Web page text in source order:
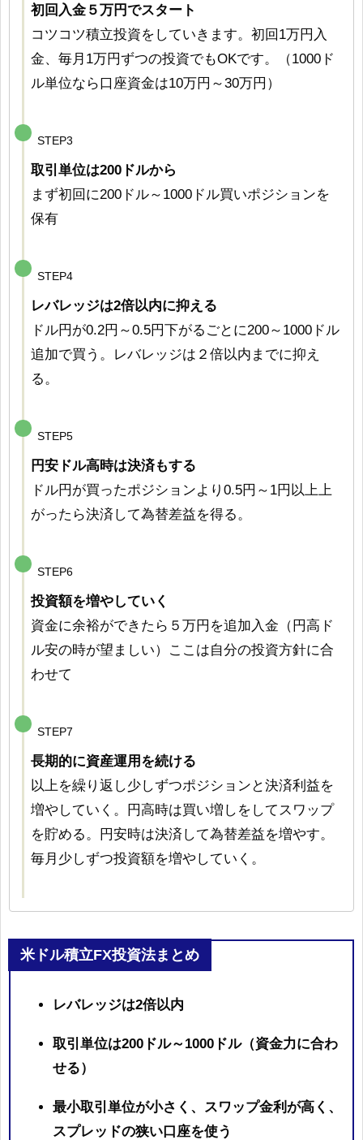
初回入金５万円でスタート
コツコツ積立投資をしていきます。初回1万円入
金、毎月1万円ずつの投資でもOKです。（1000ド
ル単位なら口座資金は10万円～30万円）
STEP3
取引単位は200ドルから
まず初回に200ドル～1000ドル買いポジションを
保有
STEP4
レバレッジは2倍以内に抑える
ドル円が0.2円～0.5円下がるごとに200～1000ドル
追加で買う。レバレッジは２倍以内までに抑え
る。
STEP5
円安ドル高時は決済もする
ドル円が買ったポジションより0.5円～1円以上上
がったら決済して為替差益を得る。
STEP6
投資額を増やしていく
資金に余裕ができたら５万円を追加入金（円高ド
ル安の時が望ましい）ここは自分の投資方針に合
わせて
STEP7
長期的に資産運用を続ける
以上を繰り返し少しずつポジションと決済利益を
増やしていく。円高時は買い増しをしてスワップ
を貯める。円安時は決済して為替差益を増やす。
毎月少しずつ投資額を増やしていく。
米ドル積立FX投資法まとめ
レバレッジは2倍以内
取引単位は200ドル～1000ドル（資金力に合わ
せる）
最小取引単位が小さく、スワップ金利が高く、
スプレッドの狭い口座を使う